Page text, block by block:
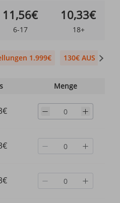
11,56€
6-17
10,33€
18+
1.999€ 130€ AUS Für
Menge